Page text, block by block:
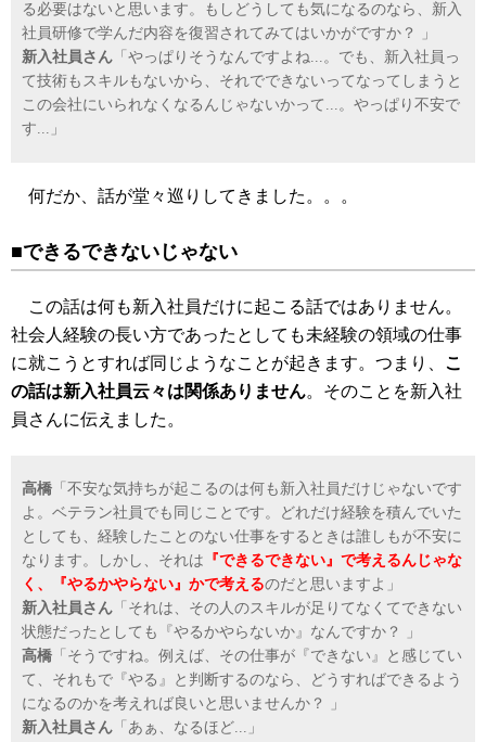
る必要はないと思います。もしどうしても気になるのなら、新入
社員研修で学んだ内容を復習されてみてはいかがですか？ 」
新入社員さん 「やっぱりそうなんですよね...。でも、新入社員っ
て技術もスキルもないから、それでできないってなってしまうと
この会社にいられなくなるんじゃないかって...。やっぱり不安で
す...」
何だか、話が堂々巡りしてきました。。。
■できるできないじゃない
この話は何も新入社員だけに起こる話ではありません。
社会人経験の長い方であったとしても未経験の領域の仕事
に就こうとすれば同じようなことが起きます。つまり、 こ
の話は新入社員云々は関係ありません。そのことを新入社
員さんに伝えました。
高橋 「不安な気持ちが起こるのは何も新入社員だけじゃないです
よ。ベテラン社員でも同じことです。どれだけ経験を積んでいた
としても、経験したことのない仕事をするときは誰しもが不安に
なります。しかし、それは 『できるできない』で考えるんじゃな
く、『やるかやらない』かで考えるのだと思いますよ」
新入社員さん 「それは、その人のスキルが足りてなくてできない
状態だったとしても『やるかやらないか』なんですか？ 」
高橋 「そうですね。例えば、その仕事が『できない』と感じてい
て、それもで『やる』と判断するのなら、どうすればできるよう
になるのかを考えれば良いと思いませんか？ 」
新入社員さん 「あぁ、なるほど...」